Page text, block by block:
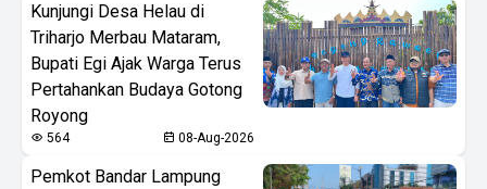
Kunjungi Desa Helau di
Triharjo Merbau Mataram,
Bupati Egi Ajak Warga Terus
Pertahankan Budaya Gotong
Royong
564 08-Aug-2026
Pemkot Bandar Lampung